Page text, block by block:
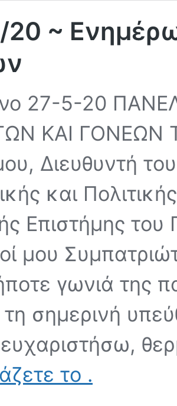
~
27-5-20
ΚΑΙ ΓΟΝΕΩΝ
Διευθυντή
και
Επιστήμης
μου
γωνιά της
σημερινή
το
~
.